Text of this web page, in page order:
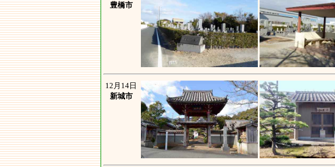
豊橋市
12月14日
新城市